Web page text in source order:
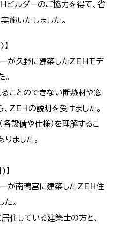
ビルダーのご協力を得て、省
施いたしました。
が久野に建築したZEHモデ
。
ことのできない断熱材や窓
ZEHの説明を受けました。
設備や仕様）を理解するこ
ました。
が南鴨宮に建築したZEH住
。
住している建築士の方と、